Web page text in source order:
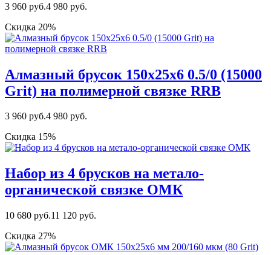
3 960 руб.4 980 руб.
Скидка 20%
Алмазный брусок 150х25х6 0.5/0 (15000
Grit) на полимерной связке RRB
3 960 руб.4 980 руб.
Скидка 15%
Набор из 4 брусков на метало-
органической связке ОМК
10 680 руб.11 120 руб.
Скидка 27%